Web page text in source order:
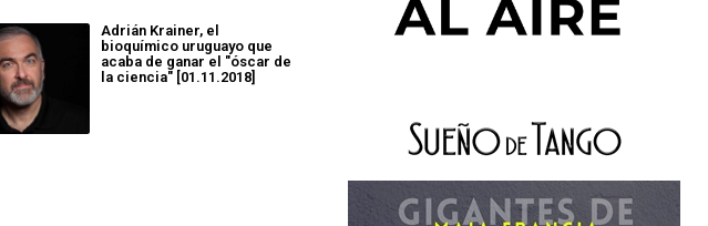
Adrián Krainer, el
bioquímico uruguayo que
acaba de ganar el "óscar de
la ciencia" [01.11.2018]